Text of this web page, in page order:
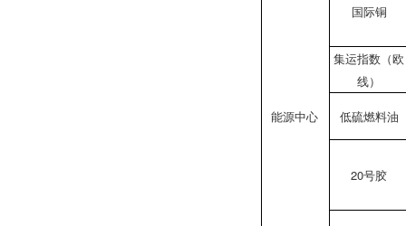
能源中心
国际铜
集运指数（欧
线）
低硫燃料油
20号胶